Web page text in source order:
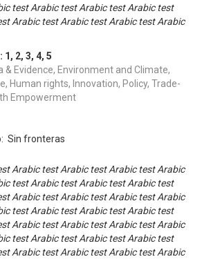
test Arabic test Arabic test Arabic test
Arabic test Arabic test Arabic test Arabic
1 , 2, 3, 4, 5
& Evidence, Environment and Climate,
Human rights, Innovation, Policy, Trade-
Empowerment
Sin fronteras
Arabic test Arabic test Arabic test Arabic
test Arabic test Arabic test Arabic test
Arabic test Arabic test Arabic test Arabic
test Arabic test Arabic test Arabic test
Arabic test Arabic test Arabic test Arabic
test Arabic test Arabic test Arabic test
Arabic test Arabic test Arabic test Arabic